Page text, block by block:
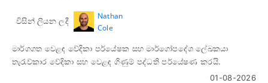
විසින් ලියන ලදී
Nathan
Cole
මාර්ගගත වෙළඳ වේදිකා පර්යේෂක සහ මාර්ගෝපදේශ ලේඛකයා
තැරැව්කාර වේදිකා සහ වෙළඳ ගිණුම් පද්ධති පර්යේෂණ කරයි.
01-08-2026